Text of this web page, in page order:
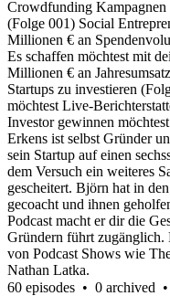
Crowdfunding
(Folge 001) Social
Millionen € an
Es schaffen möchtest mit
Millionen € an
Startups zu investieren
möchtest Live-
Investor gewinnen
Erkens ist selbst Gründer
sein Startup auf einen
dem Versuch ein weiteres
gescheitert. Björn hat in
gecoacht und ihnen
Podcast macht er dir die
Gründern führt zugänglich.
von Podcast Shows wie
Nathan Latka.
60 episodes • 0 archived •